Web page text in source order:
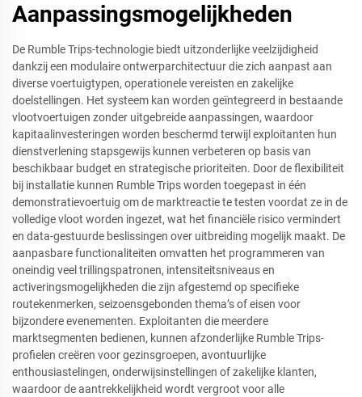
Aanpassingsmogelijkheden
De Rumble Trips-technologie biedt uitzonderlijke veelzijdigheid
dankzij een modulaire ontwerparchitectuur die zich aanpast aan
diverse voertuigtypen, operationele vereisten en zakelijke
doelstellingen. Het systeem kan worden geïntegreerd in bestaande
vlootvoertuigen zonder uitgebreide aanpassingen, waardoor
kapitaalinvesteringen worden beschermd terwijl exploitanten hun
dienstverlening stapsgewijs kunnen verbeteren op basis van
beschikbaar budget en strategische prioriteiten. Door de flexibiliteit
bij installatie kunnen Rumble Trips worden toegepast in één
demonstratievoertuig om de marktreactie te testen voordat ze in de
volledige vloot worden ingezet, wat het financiële risico vermindert
en data-gestuurde beslissingen over uitbreiding mogelijk maakt. De
aanpasbare functionaliteiten omvatten het programmeren van
oneindig veel trillingspatronen, intensiteitsniveaus en
activeringsmogelijkheden die zijn afgestemd op specifieke
routekenmerken, seizoensgebonden thema’s of eisen voor
bijzondere evenementen. Exploitanten die meerdere
marktsegmenten bedienen, kunnen afzonderlijke Rumble Trips-
profielen creëren voor gezinsgroepen, avontuurlijke
enthousiastelingen, onderwijsinstellingen of zakelijke klanten,
waardoor de aantrekkelijkheid wordt vergroot voor alle